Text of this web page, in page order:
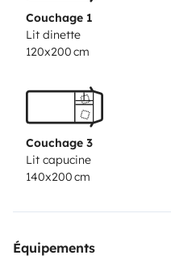
padelle e posate base
persone in possesso di
con esperienza
Couchage 1
Lit dinette
120x200 cm
Couchage 3
Lit capucine
140x200 cm
Équipements